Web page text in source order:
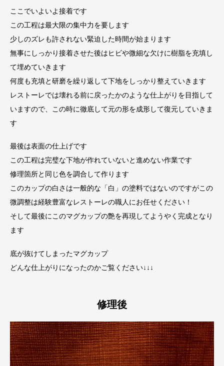
ここでいよいよ接着です
この工程は最大限の集中力を要します
少しのズレも許されない緊迫した時間が始まります
無事にしっかり接着させた後はヒビや微細な欠けに樹脂を充填し
て埋めていきます
何度も充填と研磨を繰り返して下地をしっかり整えていきます
レストーレでは壊れる前に戻ったかのような仕上がりを目指して
いますので、この時に徹底して元の形を成形して復元していきま
す
最後は表面の仕上げです
この工程は完璧な下地が作れていないと進めない作業です
修理箇所と同じ色を調合して作ります
このカップの白さは一般的な「白」の塗料ではないのですがこの
微調整は経験豊富なレストーレの職人にお任せください！
そして最後にこのマグカップの艶を再現してようやく完成となり
ます
底が抜けてしまったマグカップ
どんな仕上がりになったのかご覧ください↓↓↓
修理後